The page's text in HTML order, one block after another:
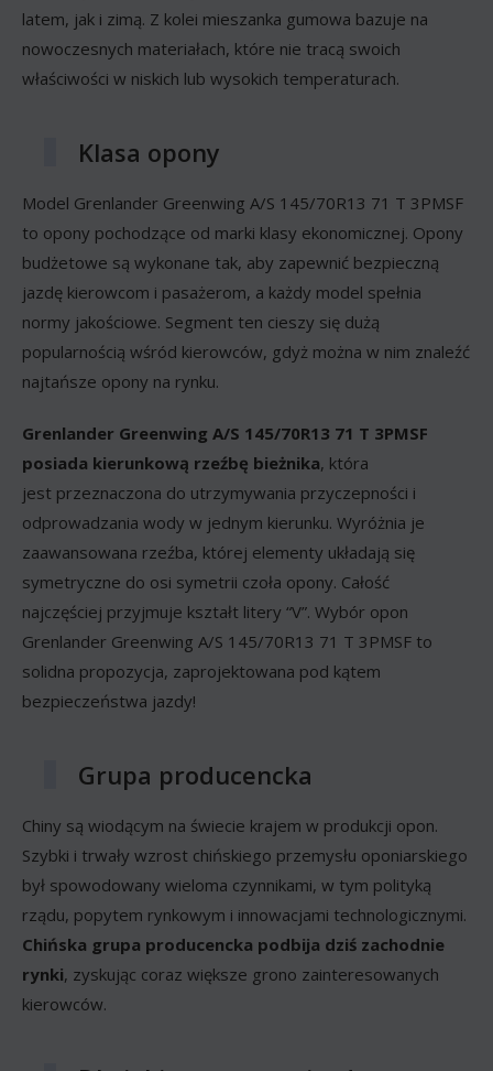
latem, jak i zimą. Z kolei mieszanka gumowa bazuje na
nowoczesnych materiałach, które nie tracą swoich
właściwości w niskich lub wysokich temperaturach.
Klasa opony
Model Grenlander Greenwing A/S 145/70R13 71 T 3PMSF
to opony pochodzące od marki klasy ekonomicznej. Opony
budżetowe są wykonane tak, aby zapewnić bezpieczną
jazdę kierowcom i pasażerom, a każdy model spełnia
normy jakościowe. Segment ten cieszy się dużą
popularnością wśród kierowców, gdyż można w nim znaleźć
najtańsze opony na rynku.
Grenlander Greenwing A/S 145/70R13 71 T 3PMSF
posiada kierunkową rzeźbę bieżnika, która
jest przeznaczona do utrzymywania przyczepności i
odprowadzania wody w jednym kierunku. Wyróżnia je
zaawansowana rzeźba, której elementy układają się
symetryczne do osi symetrii czoła opony. Całość
najczęściej przyjmuje kształt litery “V”. Wybór opon
Grenlander Greenwing A/S 145/70R13 71 T 3PMSF to
solidna propozycja, zaprojektowana pod kątem
bezpieczeństwa jazdy!
Grupa producencka
Chiny są wiodącym na świecie krajem w produkcji opon.
Szybki i trwały wzrost chińskiego przemysłu oponiarskiego
był spowodowany wieloma czynnikami, w tym polityką
rządu, popytem rynkowym i innowacjami technologicznymi.
Chińska grupa producencka podbija dziś zachodnie
rynki, zyskując coraz większe grono zainteresowanych
kierowców.